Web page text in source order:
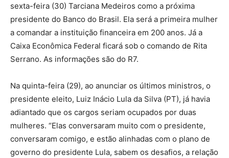
sexta-feira (30) Tarciana Medeiros como a próxima
presidente do Banco do Brasil. Ela será a primeira mulher
a comandar a instituição financeira em 200 anos. Já a
Caixa Econômica Federal ficará sob o comando de Rita
Serrano. As informações são do R7.
Na quinta-feira (29), ao anunciar os últimos ministros, o
presidente eleito, Luiz Inácio Lula da Silva (PT), já havia
adiantado que os cargos seriam ocupados por duas
mulheres. “Elas conversaram muito com o presidente,
conversaram comigo, e estão alinhadas com o plano de
governo do presidente Lula, sabem os desafios, a relação